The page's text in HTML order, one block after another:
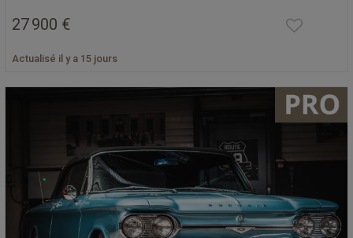
27 900 €
Actualisé il y a 15 jours